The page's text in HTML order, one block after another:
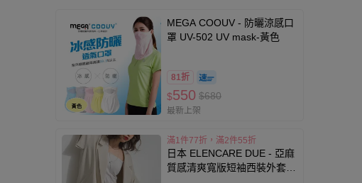
MEGA COOUV - 防曬涼感口
罩 UV-502 UV mask-黃色
81折
$550 $680
最新上架
滿1件77折，滿2件55折
日本 ELENCARE DUE - 亞麻
質感清爽寬版短袖西裝外套-